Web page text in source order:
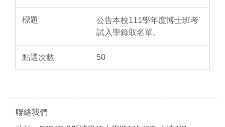
公告本校111學年度博士班考
試入學錄取名單。
50
聯絡我們